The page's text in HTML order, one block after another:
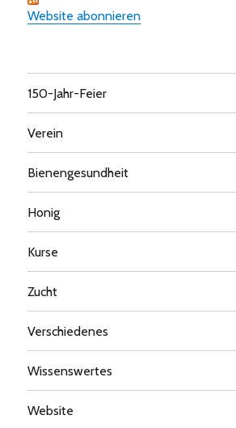
Website abonnieren
150-Jahr-Feier
Verein
Bienengesundheit
Honig
Kurse
Zucht
Verschiedenes
Wissenswertes
Website